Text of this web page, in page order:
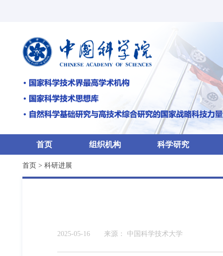
首页 组织机构 科学研究
首页 > 科研进展
2025-05-16 来源： 中国科学技术大学